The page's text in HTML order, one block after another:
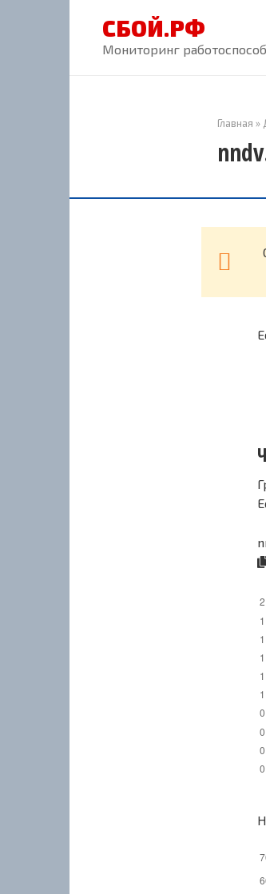
СБОЙ.РФ
Мониторинг
Главная »